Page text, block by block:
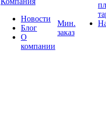
Новости
Блог
О
компании
Мин.
заказ